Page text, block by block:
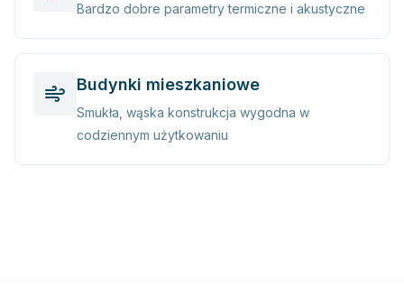
Bardzo dobre parametry termiczne i akustyczne
Budynki mieszkaniowe
Smukła, wąska konstrukcja wygodna w
codziennym użytkowaniu